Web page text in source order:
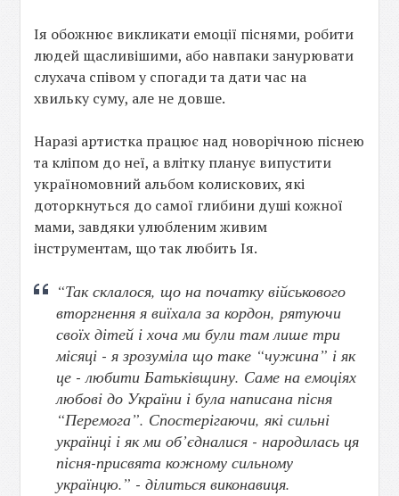
Ія обожнює викликати емоції піснями, робити
людей щасливішими, або навпаки занурювати
слухача співом у спогади та дати час на
хвильку суму, але не довше.
Наразі артистка працює над новорічною піснею
та кліпом до неї, а влітку планує випустити
україномовний альбом колискових, які
доторкнуться до самої глибини душі кожної
мами, завдяки улюбленим живим
інструментам, що так любить Ія.
“Так склалося, що на початку військового
вторгнення я виїхала за кордон, рятуючи
своїх дітей і хоча ми були там лише три
місяці - я зрозуміла що таке “чужина” і як
це - любити Батьківщину. Саме на емоціях
любові до України і була написана пісня
“Перемога”. Спостерігаючи, які сильні
українці і як ми об’єдналися - народилась ця
пісня-присвята кожному сильному
українцю.” - ділиться виконавиця.